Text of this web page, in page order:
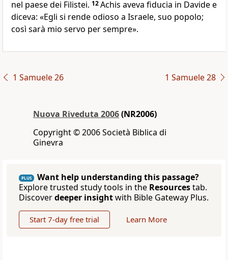
nel paese dei Filistei. 12Achis aveva fiducia in Davide e
diceva: «Egli si rende odioso a Israele, suo popolo;
così sarà mio servo per sempre».
1 Samuele 26 1 Samuele 28
Nuova Riveduta 2006(NR2006)
Copyright © 2006 Società Biblica di
Ginevra
PLUS
Want help understanding this passage?
Explore trusted study tools in the Resourcestab.
Discoverdeeper insightwith Bible Gateway Plus.
Start 7-day free trial Learn More